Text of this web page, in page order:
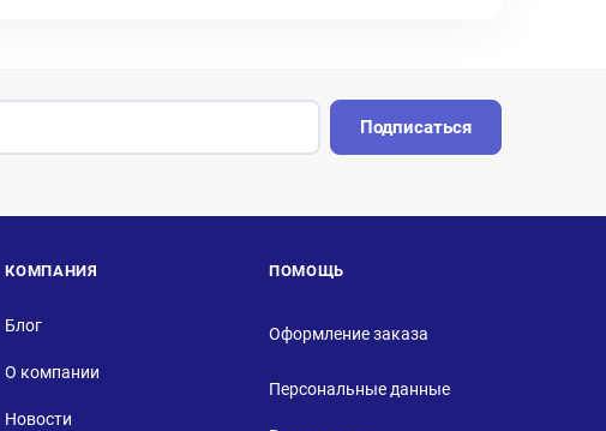
Подписаться
КОМПАНИЯ
Блог
О компании
Новости
ПОМОЩЬ
Оформление заказа
Персональные данные